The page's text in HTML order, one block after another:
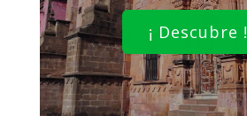
¡ Descubre !